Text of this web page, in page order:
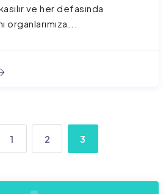
ve her defasında
organlarımıza...
1 2 3